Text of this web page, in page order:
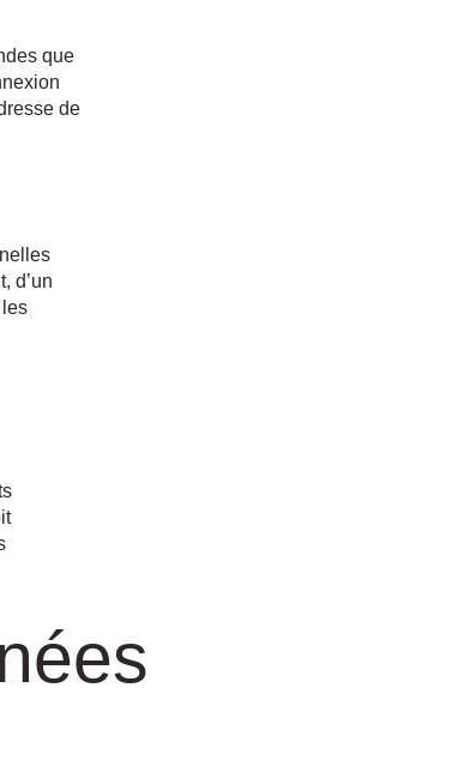
que
de
d’un